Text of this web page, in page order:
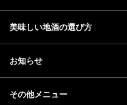
美味しい地酒の選び方
お知らせ
その他メニュー